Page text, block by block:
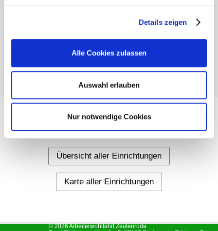
Details zeigen
Alle Cookies zulassen
Auswahl erlauben
Nur notwendige Cookies
Weitere Informationen
Übersicht aller Einrichtungen
Karte aller Einrichtungen
© 2026 Arbeiterwohlfahrt Zeulenroda